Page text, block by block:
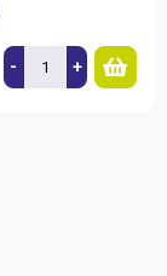
- +